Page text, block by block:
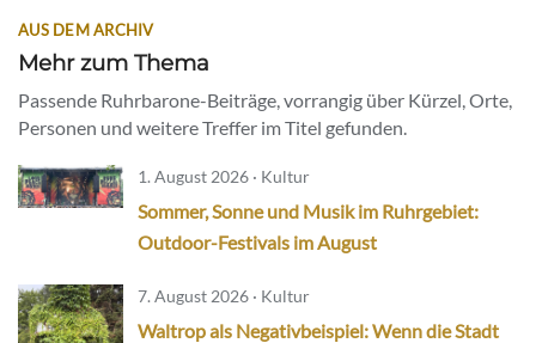
AUS DEM ARCHIV
Mehr zum Thema
Passende Ruhrbarone-Beiträge, vorrangig über Kürzel, Orte,
Personen und weitere Treffer im Titel gefunden.
1. August 2026 · Kultur
Sommer, Sonne und Musik im Ruhrgebiet:
Outdoor-Festivals im August
7. August 2026 · Kultur
Waltrop als Negativbeispiel: Wenn die Stadt